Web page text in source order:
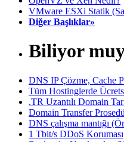
VMware ESXi Statik
Diğer Başlıklar»
Biliyor
DNS IP Çözme, Cache
Tüm Hostinglerde
.TR Uzantılı Domain
Domain Transfer
DNS çalışma mantığı
1 Tbit/s DDoS Koruması